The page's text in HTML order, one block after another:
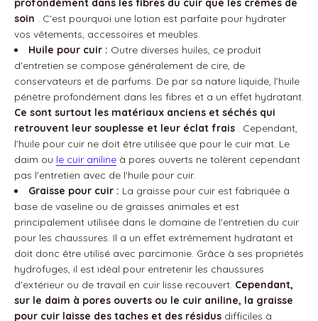
profondément dans les fibres du cuir que les crèmes de
soin . C'est pourquoi une lotion est parfaite pour hydrater
vos vêtements, accessoires et meubles.
Huile pour cuir : Outre diverses huiles, ce produit
d'entretien se compose généralement de cire, de
conservateurs et de parfums. De par sa nature liquide, l’huile
pénètre profondément dans les fibres et a un effet hydratant.
Ce sont surtout les matériaux anciens et séchés qui
retrouvent leur souplesse et leur éclat frais . Cependant,
l’huile pour cuir ne doit être utilisée que pour le cuir mat. Le
daim ou le cuir aniline à pores ouverts ne tolèrent cependant
pas l'entretien avec de l'huile pour cuir.
Graisse pour cuir : La graisse pour cuir est fabriquée à
base de vaseline ou de graisses animales et est
principalement utilisée dans le domaine de l'entretien du cuir
pour les chaussures. Il a un effet extrêmement hydratant et
doit donc être utilisé avec parcimonie. Grâce à ses propriétés
hydrofuges, il est idéal pour entretenir les chaussures
d'extérieur ou de travail en cuir lisse recouvert. Cependant,
sur le daim à pores ouverts ou le cuir aniline, la graisse
pour cuir laisse des taches et des résidus difficiles à